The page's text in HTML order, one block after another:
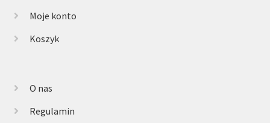
Moje konto
Koszyk
O nas
Regulamin